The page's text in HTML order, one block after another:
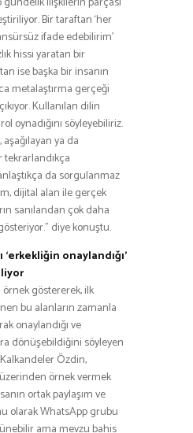
Bir taraftan ‘her
ifade edebilirim’
hissi yaratan bir
ise başka bir insanın
metalaştırma gerçeği
Kullanılan dilin
oynadığını söyleyebiliriz.
ya da
da sorgulanmaz
dijital alan ile gerçek
sanılandan çok daha
diye konuştu.
onaylandığı’
göstererek, ilk
bu alanların zamanla
onaylandığı ve
dönüşebildiğini söyleyen
Özdin,
örnek vermek
ortak paylaşım ve
olarak WhatsApp grubu
ama mevzu bahis